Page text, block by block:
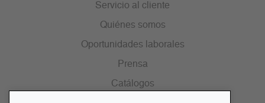
Servicio al cliente
Quiénes somos
Oportunidades laborales
Prensa
Catálogos